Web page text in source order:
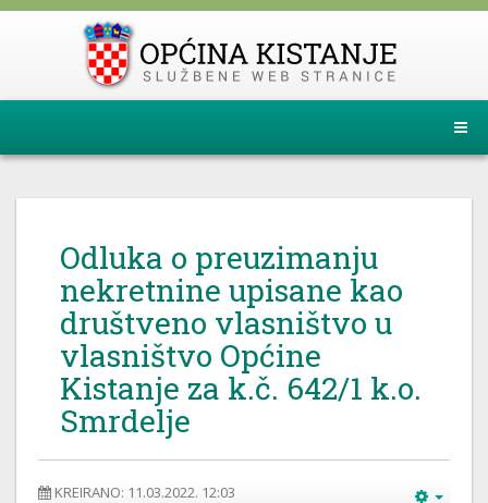
Odluka o preuzimanju
nekretnine upisane kao
društveno vlasništvo u
vlasništvo Općine
Kistanje za k.č. 642/1 k.o.
Smrdelje
KREIRANO: 11.03.2022. 12:03